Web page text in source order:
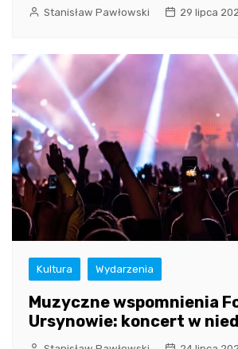
Stanisław Pawłowski 29 lipca
Kultura Wydarzenia
Muzyczne wspomnienia
Ursynowie: koncert w